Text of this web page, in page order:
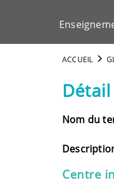
ACCUEIL
Nom du
Centre